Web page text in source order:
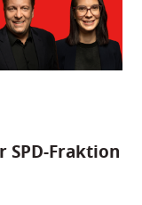
SPD-Fraktion